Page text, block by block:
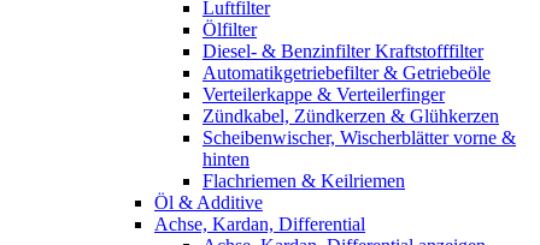
Luftfilter
Ölfilter
Diesel- & Benzinfilter Kraftstofffilter
Automatikgetriebefilter & Getriebeöle
Verteilerkappe & Verteilerfinger
Zündkabel, Zündkerzen & Glühkerzen
Scheibenwischer, Wischerblätter vorne &
hinten
Flachriemen & Keilriemen
Öl & Additive
Achse, Kardan, Differential